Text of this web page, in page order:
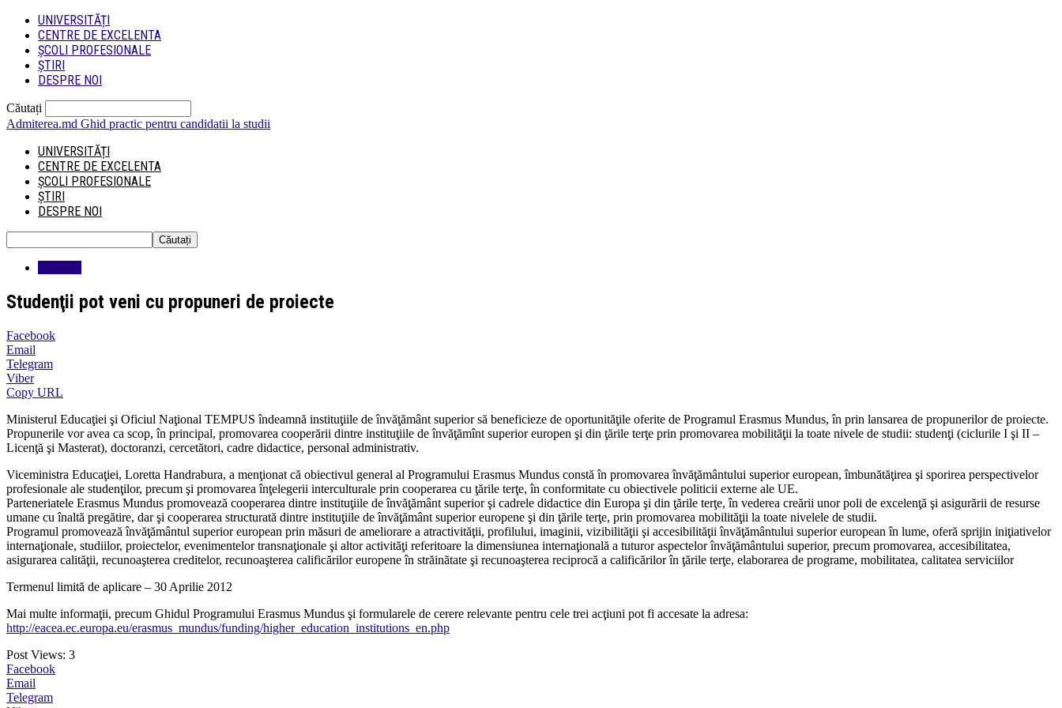
UNIVERSITĂȚI
CENTRE DE EXCELENTA
ȘCOLI PROFESIONALE
ȘTIRI
DESPRE NOI
Căutați
Admiterea.md Ghid practic pentru candidatii la studii
UNIVERSITĂȚI
CENTRE DE EXCELENTA
ȘCOLI PROFESIONALE
ȘTIRI
DESPRE NOI
Studenţii pot veni cu propuneri de proiecte
Facebook
Email
Telegram
Viber
Copy URL
Ministerul Educaţiei şi Oficiul Naţional TEMPUS îndeamnă instituţiile de învăţământ superior să beneficieze de oportunităţile oferite de Programul Erasmus Mundus, în prin lansarea de propunerilor de proiecte.
Propunerile vor avea ca scop, în principal, promovarea cooperării dintre instituţiile de învăţămînt superior europen şi din ţările terţe prin promovarea mobilităţii la toate nivele de studii: studenţi (ciclurile I şi II –
Licenţă şi Masterat), doctoranzi, cercetători, cadre didactice, personal administrativ.
Viceministra Educaţiei, Loretta Handrabura, a menţionat că obiectivul general al Programului Erasmus Mundus constă în promovarea învăţământului superior european, îmbunătăţirea şi sporirea perspectivelor
profesionale ale studenţilor, precum şi promovarea înţelegerii interculturale prin cooperarea cu ţările terţe, în conformitate cu obiectivele politicii externe ale UE.
Parteneriatele Erasmus Mundus promovează cooperarea dintre instituţiile de învăţământ superior şi cadrele didactice din Europa şi din ţările terţe, în vederea creării unor poli de excelenţă şi asigurării de resurse
umane cu înaltă pregătire, dar şi cooperarea structurată dintre instituţiile de învăţământ superior europene şi din ţările terţe, prin promovarea mobilităţii la toate nivelele de studii.
Programul promovează învăţământul superior european prin măsuri de ameliorare a atractivităţii, profilului, imaginii, vizibilităţii şi accesibilităţii învăţământului superior european în lume, oferă sprijin iniţiativelor
internaţionale, studiilor, proiectelor, evenimentelor transnaţionale şi altor activităţi referitoare la dimensiunea internaţională a tuturor aspectelor învăţământului superior, precum promovarea, accesibilitatea,
asigurarea calităţii, recunoaşterea creditelor, recunoaşterea calificărilor europene în străinătate şi recunoaşterea reciprocă a calificărilor în ţările terţe, elaborarea de programe, mobilitatea, calitatea serviciilor
Termenul limită de aplicare – 30 Aprilie 2012
Mai multe informaţii, precum Ghidul Programului Erasmus Mundus şi formularele de cerere relevante pentru cele trei acţiuni pot fi accesate la adresa:
http://eacea.ec.europa.eu/erasmus_mundus/funding/higher_education_institutions_en.php
Post Views: 3
Facebook
Email
Telegram